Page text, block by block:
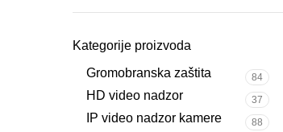
Kategorije proizvoda
Gromobranska zaštita
84
HD video nadzor 37
IP video nadzor kamere 88